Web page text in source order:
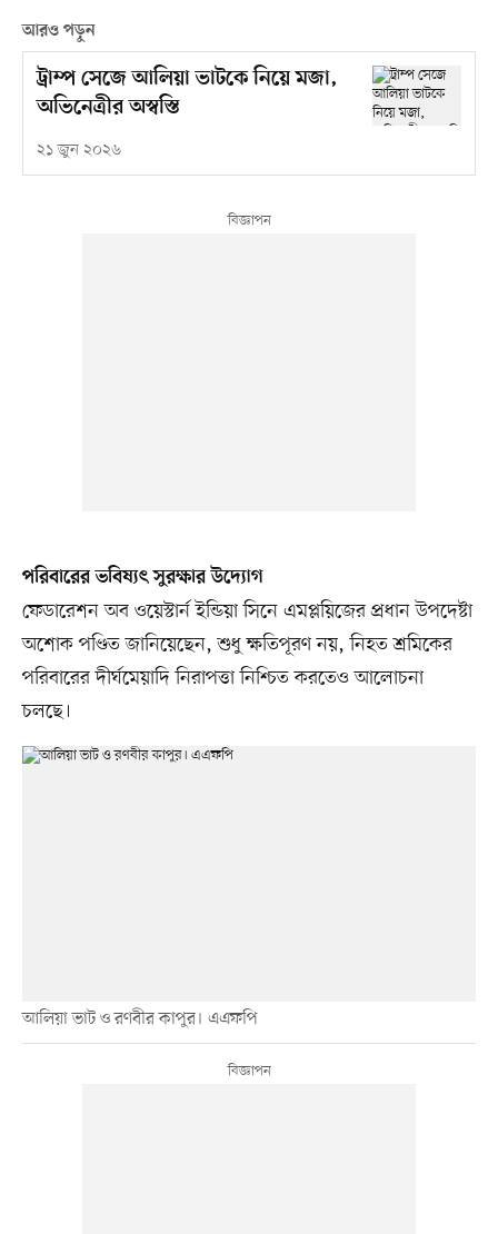
আরও পড়ুন
ট্রাম্প সেজে আলিয়া ভাটকে নিয়ে মজা,
অভিনেত্রীর অস্বস্তি
২১ জুন ২০২৬
পরিবারের ভবিষ্যৎ সুরক্ষার উদ্যোগ
ফেডারেশন অব ওয়েস্টার্ন ইন্ডিয়া সিনে এমপ্লয়িজের প্রধান উপদেষ্টা
অশোক পণ্ডিত জানিয়েছেন, শুধু ক্ষতিপূরণ নয়, নিহত শ্রমিকের
পরিবারের দীর্ঘমেয়াদি নিরাপত্তা নিশ্চিত করতেও আলোচনা
চলছে।
আলিয়া ভাট ও রণবীর কাপুর। এএফপি